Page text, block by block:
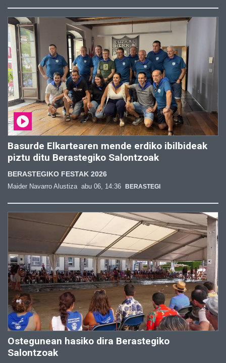
Basurde Elkartearen mende erdiko ibilbideak
piztu ditu Berastegiko Salontzoak
BERASTEGIKO FESTAK 2026
Maider Navarro Alustiza abu 06, 14:36 BERASTEGI
Ostegunean hasiko dira Berastegiko
Salontzoak